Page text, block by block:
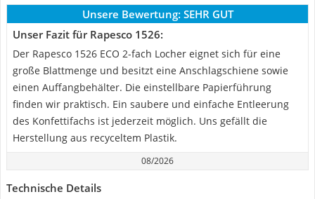
Unsere Bewertung: SEHR GUT
Unser Fazit für Rapesco 1526:
Der Rapesco 1526 ECO 2-fach Locher eignet sich für eine
große Blattmenge und besitzt eine Anschlagschiene sowie
einen Auffangbehälter. Die einstellbare Papierführung
finden wir praktisch. Ein saubere und einfache Entleerung
des Konfettifachs ist jederzeit möglich. Uns gefällt die
Herstellung aus recyceltem Plastik.
08/2026
Technische Details